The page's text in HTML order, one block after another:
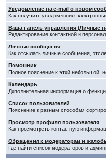
Уведомление на е-mail о новом
Как получить уведомление
Ваша панель управления (Личные
Редактирование контактной и
Личные сообщения
Как отсылать личные сообщения,
Помошник
Полное пояснение к этой небольшой,
Календарь
Дополнительная информация о
Список пользователей
Пояснение к разным способам
Просмотр профиля пользователя
Как просмотреть контактную
Обращения к модераторам и
Где найти список модераторов и